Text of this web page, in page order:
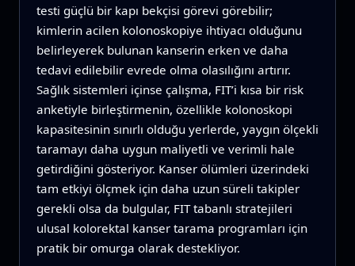
testi güçlü bir kapı bekçisi görevi görebilir;
kimlerin acilen kolonoskopiye ihtiyacı olduğunu
belirleyerek bulunan kanserin erken ve daha
tedavi edilebilir evrede olma olasılığını artırır.
Sağlık sistemleri içinse çalışma, FIT’i kısa bir risk
anketiyle birleştirmenin, özellikle kolonoskopi
kapasitesinin sınırlı olduğu yerlerde, yaygın ölçekli
taramayı daha uygun maliyetli ve verimli hale
getirdiğini gösteriyor. Kanser ölümleri üzerindeki
tam etkiyi ölçmek için daha uzun süreli takipler
gerekli olsa da bulgular, FIT tabanlı stratejileri
ulusal kolorektal kanser tarama programları için
pratik bir omurga olarak destekliyor.